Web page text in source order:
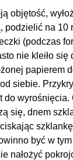
objętość,
podzielić na 10
(podczas
nie kleiło się
papierem
siebie.
wyrośnięcia.
się, dnem
być w
nałożyć